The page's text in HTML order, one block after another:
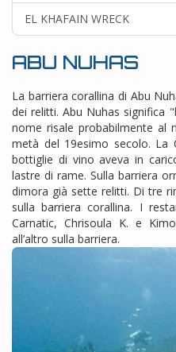
EL KHAFAIN WRECK
ABU NUHAS
La barriera corallina di Abu
dei relitti. Abu Nuhas significa
nome risale probabilmente al
metà del 19esimo secolo. La
bottiglie di vino aveva in
lastre di rame. Sulla barriera
dimora già sette relitti. Di tre
sulla barriera corallina. I
Carnatic, Chrisoula K. e
all’altro sulla barriera.